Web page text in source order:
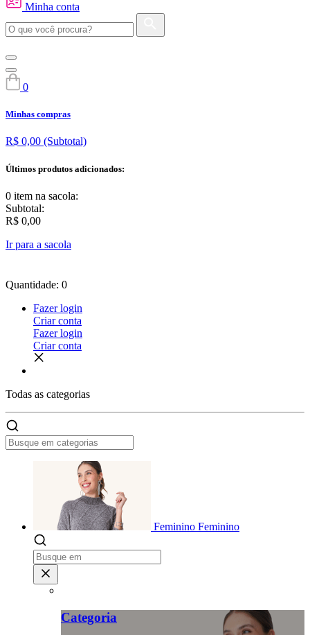
Minha conta
0
Minhas compras
R$ 0,00 (Subtotal)
Últimos produtos adicionados:
0 item na sacola:
Subtotal:
R$ 0,00
Ir para a sacola
Quantidade: 0
Fazer login
Criar conta
Fazer login
Criar conta
Todas as categorias
Feminino Feminino
Categoria